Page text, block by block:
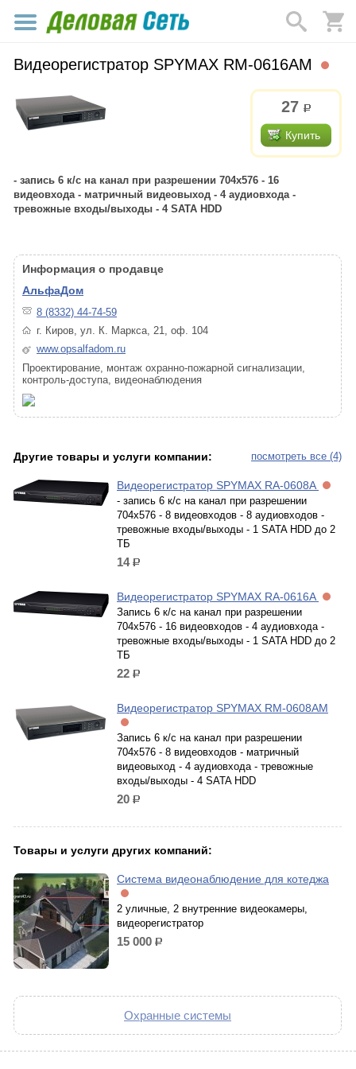
Видеорегистратор SPYMAX RM-0616AM
27 р.
Купить
- запись 6 к/с на канал при разрешении 704x576 - 16
видеовхода - матричный видеовыход - 4 аудиовхода -
тревожные входы/выходы - 4 SATA HDD
Информация о продавце
АльфаДом
8 (8332) 44-74-59
г. Киров, ул. К. Маркса, 21, оф. 104
www.opsalfadom.ru
Проектирование, монтаж охранно-пожарной сигнализации,
контроль-доступа, видеонаблюдения
посмотреть все (4)
Другие товары и услуги компании:
Видеорегистратор SPYMAX RA-0608A
- запись 6 к/с на канал при разрешении
704x576 - 8 видеовходов - 8 аудиовходов -
тревожные входы/выходы - 1 SATA HDD до 2
ТБ
14р.
Видеорегистратор SPYMAX RA-0616A
Запись 6 к/с на канал при разрешении
704x576 - 16 видеовходов - 4 аудиовхода -
тревожные входы/выходы - 1 SATA HDD до 2
ТБ
22 р.
Видеорегистратор SPYMAX RM-0608AM
Запись 6 к/с на канал при разрешении
704x576 - 8 видеовходов - матричный
видеовыход - 4 аудиовхода - тревожные
входы/выходы - 4 SATA HDD
20 р.
Товары и услуги других компаний:
Система видеонаблюдение для котеджа
2 уличные, 2 внутренние видеокамеры,
видеорегистратор
15 000 р.
Охранные системы